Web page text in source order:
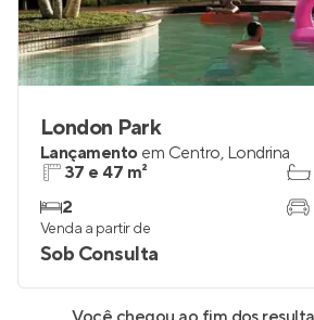
London Park
Lançamento em Centro, Londrina
37 e 47 m²
2
Venda a partir de
Sob Consulta